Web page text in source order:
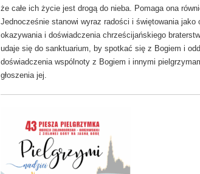
że całe ich życie jest drogą do nieba. Pomaga ona
Jednocześnie stanowi wyraz radości i świętowania
okazywania i doświadczenia chrześcijańskiego
udaje się do sanktuarium, by spotkać się z Bogiem i
doświadczenia wspólnoty z Bogiem i innymi
głoszenia jej.